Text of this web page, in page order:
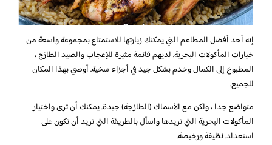
إنه أحد أفضل المطاعم التي يمكنك زيارتها للاستمتاع بمجموعة واسعة من
خيارات المأكولات البحرية. لديهم قائمة مثيرة للإعجاب والصيد الطازج ،
المطبوخ إلى الكمال وخدم بشكل جيد في أجزاء سخية. أوصي بهذا المكان
للجميع.
متواضع جدا ، ولكن مع الأسماك (الطازجة) جيدة. يمكنك أن ترى واختيار
المأكولات البحرية التي تريدها واسأل بالطريقة التي تريد أن تكون على
استعداد. نظيفة ورخيصة.